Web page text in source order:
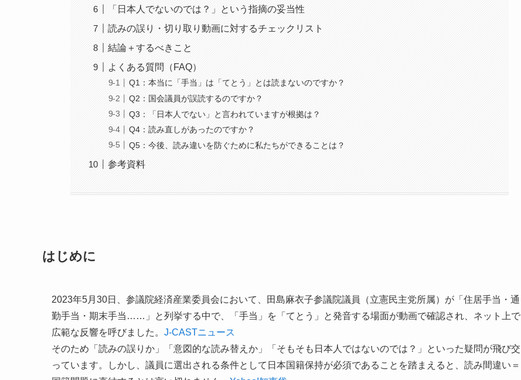
「日本人でないのでは？」という指摘の妥当性
読みの誤り・切り取り動画に対するチェックリスト
結論＋するべきこと
よくある質問（FAQ）
Q1：本当に「手当」は「てとう」とは読まないのですか？
Q2：国会議員が誤読するのですか？
Q3：「日本人でない」と言われていますが根拠は？
Q4：読み直しがあったのですか？
Q5：今後、読み違いを防ぐために私たちができることは？
参考資料
はじめに
2023年5月30日、参議院経済産業委員会において、田島麻衣子参議院議員（立憲民主党所属）が「住居手当・通
勤手当・期末手当……」と列挙する中で、「手当」を「てとう」と発音する場面が動画で確認され、ネット上で
広範な反響を呼びました。 J-CASTニュース
そのため「読みの誤りか」「意図的な読み替えか」「そもそも日本人ではないのでは？」といった疑問が飛び交
っています。しかし、議員に選出される条件として日本国籍保持が必須であることを踏まえると、読み間違い＝